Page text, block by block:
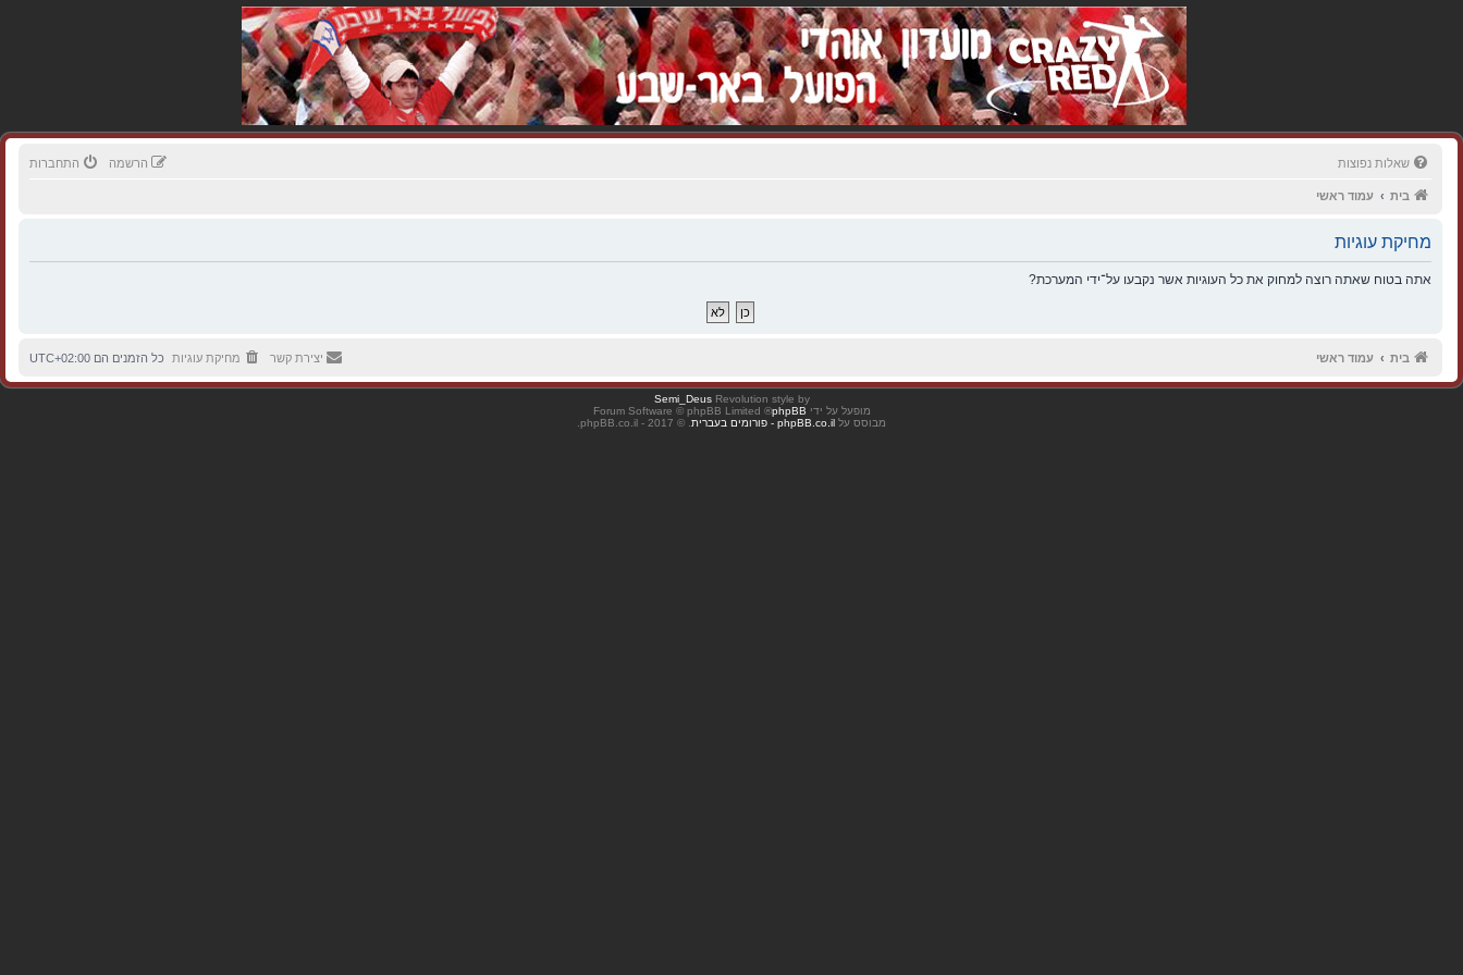
שאלות נפוצות התחברות הרשמה
בית עמוד ראשי
מחיקת עוגיות
אתה בטוח שאתה רוצה למחוק את כל העוגיות אשר נקבעו על־ידי המערכת?
בית עמוד ראשי כל הזמנים הם UTC+02:00 מחיקת עוגיות יצירת קשר
Revolution style by
Semi_Deus
מופעל על ידי phpBB
® Forum Software © phpBB Limited
מבוסס על phpBB.co.il - פורומים בעברית . © 2017 - phpBB.co.il.